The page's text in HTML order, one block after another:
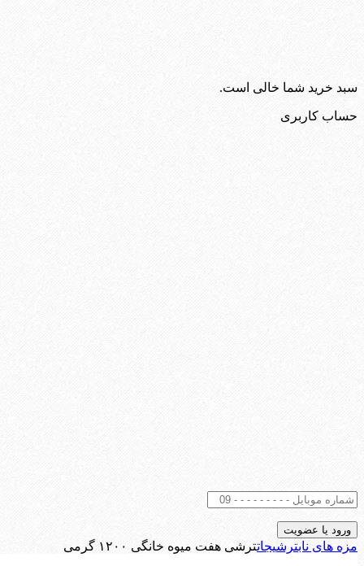
سبد خرید شما خالی است.
حساب کاربری
مزه های نابترشیجاتترشی هفت میوه خانگی ۱۲۰۰ گرمی